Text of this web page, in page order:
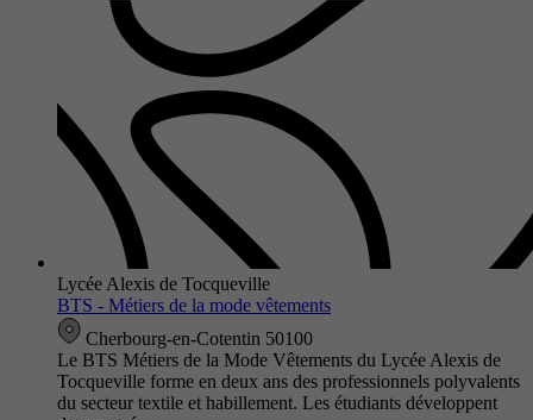
Lycée Alexis de Tocqueville
BTS - Métiers de la mode vêtements
Cherbourg-en-Cotentin 50100
Le BTS Métiers de la Mode Vêtements du Lycée Alexis de
Tocqueville forme en deux ans des professionnels polyvalents
du secteur textile et habillement. Les étudiants développent